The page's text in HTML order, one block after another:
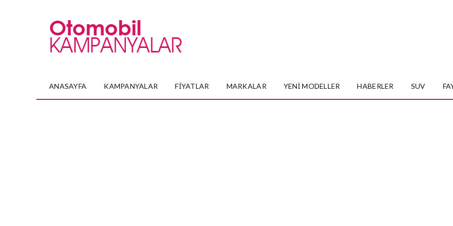
ANASAYFA KAMPANYALAR FIYATLAR MARKALAR YENI MODELLER HABERLER SUV